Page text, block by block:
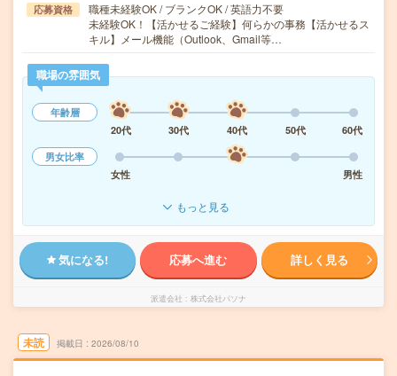
応募資格
職種未経験OK / ブランクOK / 英語力不要
未経験OK！【活かせるご経験】何らかの事務【活かせるス
キル】メール機能（Outlook、Gmail等…
職場の雰囲気
年齢層
20代
30代 40代 50代
60代
男女比率
女性
男性
もっと見る
気になる! 応募へ進む 詳しく見る
派遣会社 株式会社パソナ
未読 掲載日 2026/08/10